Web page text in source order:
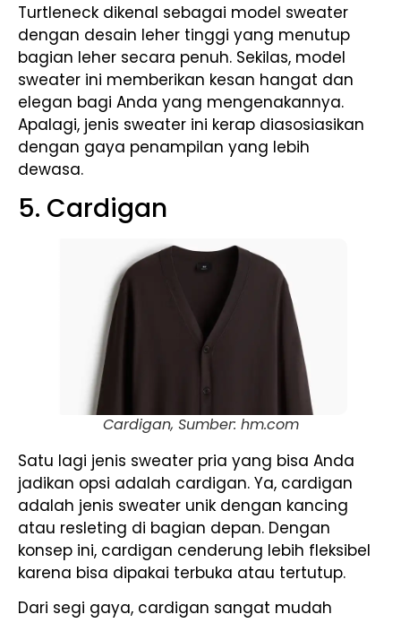
Turtleneck dikenal sebagai model sweater
dengan desain leher tinggi yang menutup
bagian leher secara penuh. Sekilas, model
sweater ini memberikan kesan hangat dan
elegan bagi Anda yang mengenakannya.
Apalagi, jenis sweater ini kerap diasosiasikan
dengan gaya penampilan yang lebih
dewasa.
5. Cardigan
Cardigan, Sumber: hm.com
Satu lagi jenis sweater pria yang bisa Anda
jadikan opsi adalah cardigan. Ya, cardigan
adalah jenis sweater unik dengan kancing
atau resleting di bagian depan. Dengan
konsep ini, cardigan cenderung lebih fleksibel
karena bisa dipakai terbuka atau tertutup.
Dari segi gaya, cardigan sangat mudah